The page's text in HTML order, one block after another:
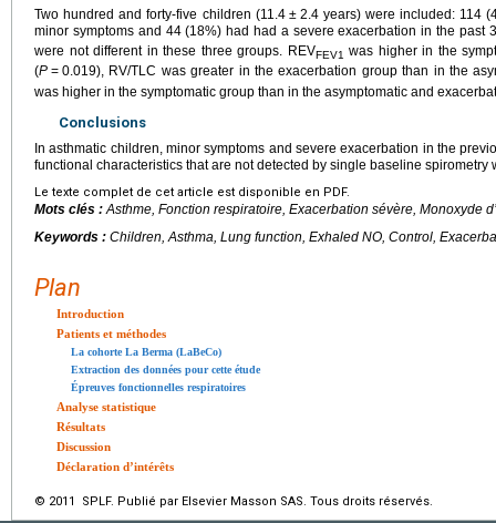
Two hundred and forty-five children (11.4 ± 2.4 years) were included: 114
minor symptoms and 44 (18%) had had a severe exacerbation in the past
were not different in these three groups. REVFEV1 was higher in the
(P = 0.019), RV/TLC was greater in the exacerbation group than in the
was higher in the symptomatic group than in the asymptomatic and
Conclusions
In asthmatic children, minor symptoms and severe exacerbation in the
functional characteristics that are not detected by single baseline spirometry
Le texte complet de cet article est disponible en PDF.
Mots clés : Asthme, Fonction respiratoire, Exacerbation sévère, Monoxyde
Keywords : Children, Asthma, Lung function, Exhaled NO, Control,
Plan
Introduction
Patients et méthodes
La cohorte La Berma (LaBeCo)
Extraction des données pour cette étude
Épreuves fonctionnelles respiratoires
Analyse statistique
Résultats
Discussion
Déclaration d’intérêts
© 2011 SPLF. Publié par Elsevier Masson SAS. Tous droits réservés.